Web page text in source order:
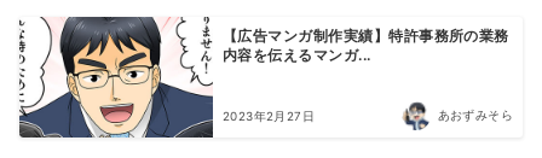
【広告マンガ制作実績】特許事務所の業務
内容を伝えるマンガ...
2023年2月27日 あおずみそら